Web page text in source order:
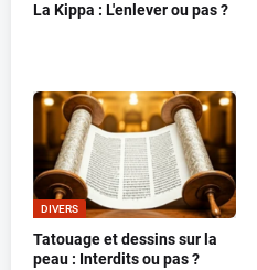
La Kippa : L'enlever ou pas ?
DIVERS
Tatouage et dessins sur la
peau : Interdits ou pas ?